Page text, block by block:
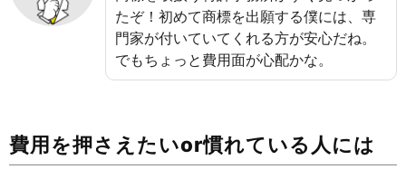
たぞ！初めて商標を出願する僕には、専
門家が付いていてくれる方が安心だね。
でもちょっと費用面が心配かな。
費用を押さえたいor慣れている人には